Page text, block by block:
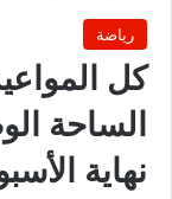
رياضة
كل
الساحة
نهاية